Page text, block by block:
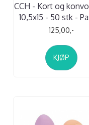
CCH - Kort og
10,5x15 - 50 stk -
125,00,-
KJØP